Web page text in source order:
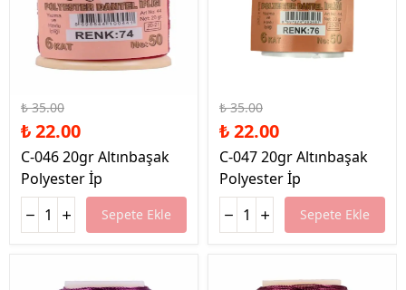
₺ 35.00
₺ 22.00
C-046 20gr Altınbaşak
Polyester İp
Sepete Ekle
₺ 35.00
₺ 22.00
C-047 20gr Altınbaşak
Polyester İp
Sepete Ekle